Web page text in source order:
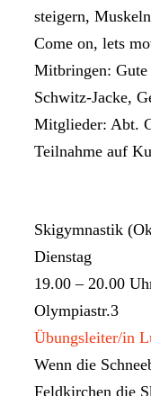
steigern,
Come on, lets
Mitbringen: Gute
Schwitz-Jacke,
Mitglieder: Abt.
Teilnahme auf
Skigymnastik
Dienstag
19.00 – 20.00
Olympiastr.3
Übungsleiter/in
Wenn die
Feldkirchen die